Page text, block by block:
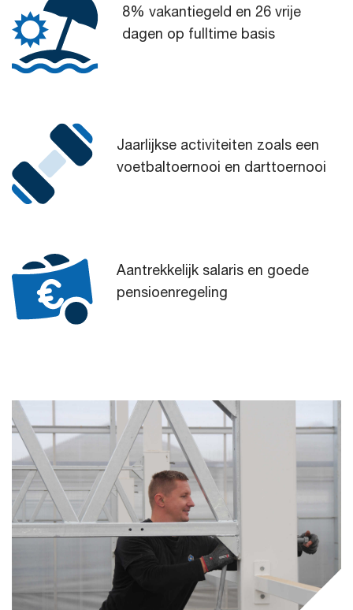
8% vakantiegeld en 26 vrije
dagen op fulltime basis
Jaarlijkse activiteiten zoals een
voetbaltoernooi en darttoernooi
Aantrekkelijk salaris en goede
pensioenregeling